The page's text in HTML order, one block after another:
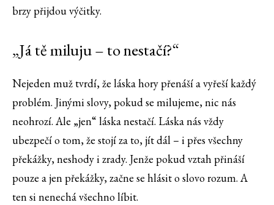
brzy přijdou výčitky.
„Já tě miluju – to nestačí?“
Nejeden muž tvrdí, že láska hory přenáší a vyřeší každý
problém. Jinými slovy, pokud se milujeme, nic nás
neohrozí. Ale „jen“ láska nestačí. Láska nás vždy
ubezpečí o tom, že stojí za to, jít dál – i přes všechny
překážky, neshody i zrady. Jenže pokud vztah přináší
pouze a jen překážky, začne se hlásit o slovo rozum. A
ten si nenechá všechno líbit.